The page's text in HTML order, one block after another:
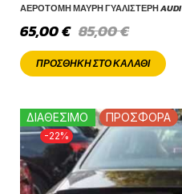
ΑΕΡΟΤΟΜΉ ΜΑΎΡΗ ΓΥΑΛΙΣΤΕΡΉ AUDI
85,00€
65,00€
ΠΡΟΣΘΉΚΗ ΣΤΟ ΚΑΛΆΘΙ
-22%
ΔΙΑΘΕΣΙΜΟ ΠΡΟΣΦΟΡΑ